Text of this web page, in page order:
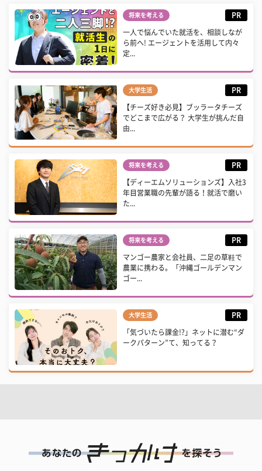
将来を考える PR
一人で悩んでいた就活を、相談しなが
ら前へ! エージェントを活用して内々
定...
大学生活 PR
【チーズ好き必見】ブッラータチーズ
でどこまで広がる？ 大学生が挑んだ自
由...
将来を考える PR
【ディーエムソリューションズ】入社3
年目営業職の先輩が語る！就活で磨い
た...
将来を考える PR
マンゴー農家と会社員、二足の草鞋で
農業に携わる。「沖縄ゴールデンマン
ゴー...
大学生活 PR
「気づいたら課金!?」ネットに潜む“ダ
ークパターン”て、知ってる？